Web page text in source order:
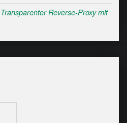
Reverse-Proxy mit